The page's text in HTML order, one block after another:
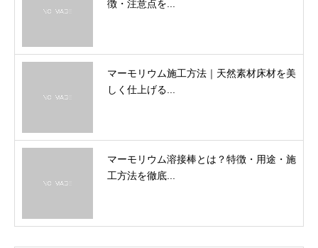
徴・注意点を...
マーモリウム施工方法｜天然素材床材を美
しく仕上げる...
マーモリウム溶接棒とは？特徴・用途・施
工方法を徹底...